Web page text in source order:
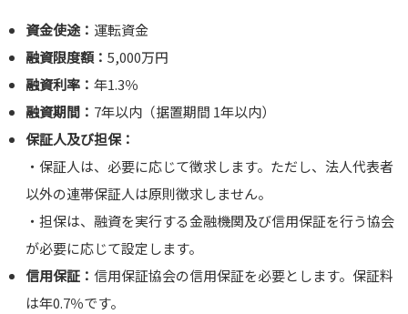
資金使途： 運転資金
融資限度額：5,000万円
融資利率：年1.3％
融資期間： 7年以内（据置期間 1年以内）
保証人及び担保：
・保証人は、必要に応じて徴求します。ただし、法人代表者
以外の連帯保証人は原則徴求しません。
・担保は、融資を実行する金融機関及び信用保証を行う協会
が必要に応じて設定します。
信用保証：信用保証協会の信用保証を必要とします。保証料
は年0.7％です。